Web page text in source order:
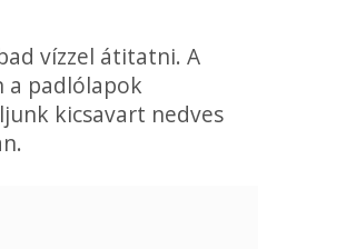
vízzel átitatni. A
a padlólapok
kicsavart nedves